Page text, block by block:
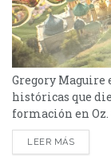
Gregory
históricas que
formación en
con Cynthia
expectativa,
LEER MÁS